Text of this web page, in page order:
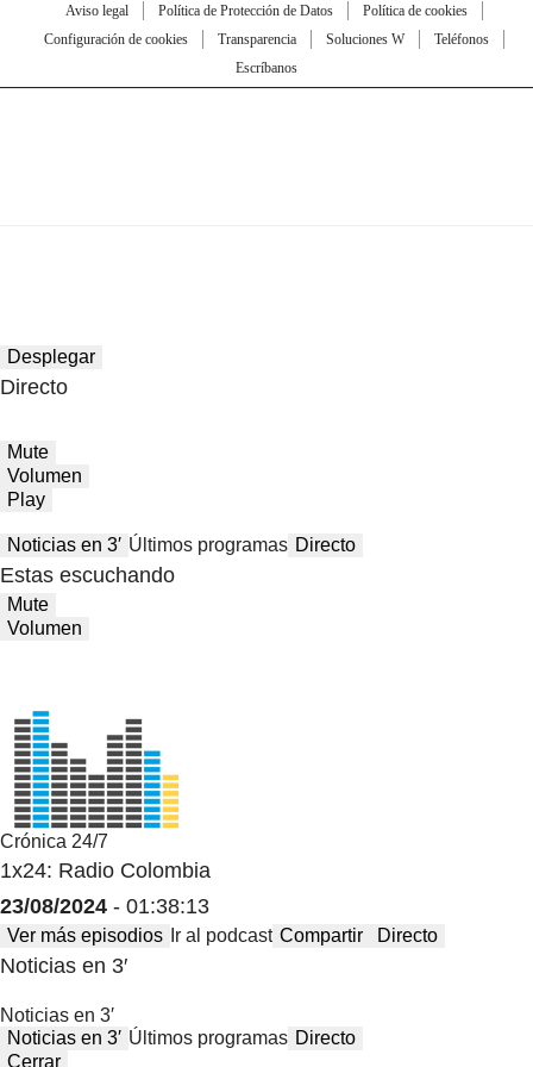
Aviso legal Política de Protección de Datos
Política de cookies
Configuración de cookies
Transparencia Soluciones W
Teléfonos
Escríbanos
Desplegar
Directo
Mute
Volumen
Play
Noticias en 3′ Últimos programas Directo
Estas escuchando
Mute
Volumen
Crónica 24/7
1x24: Radio Colombia
23/08/2024 - 01:38:13
Ver más episodios Ir al podcast Compartir Directo
Noticias en 3′
Noticias en 3′
Noticias en 3′ Últimos programas Directo
Cerrar